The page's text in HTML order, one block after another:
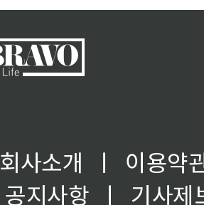
회사소개 ㅣ
이용약
공지사항
ㅣ
기사제